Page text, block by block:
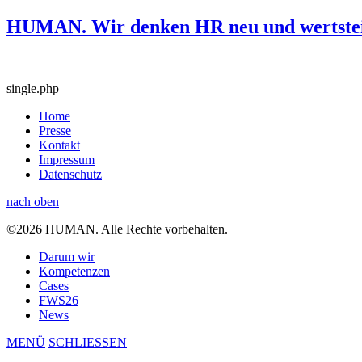
HUMAN. Wir denken HR neu und
single.php
Home
Presse
Kontakt
Impressum
Datenschutz
nach oben
©2026 HUMAN. Alle Rechte vorbehalten.
Darum wir
Kompetenzen
Cases
FWS26
News
MENÜ SCHLIESSEN